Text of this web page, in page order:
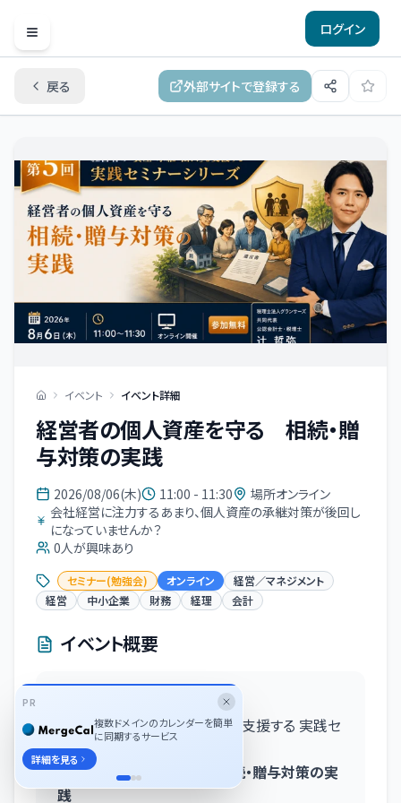
Open menu
ログイン
戻る 外部サイトで登録する
イベント イベント詳細
経営者の個人資産を守る 相続・贈
与対策の実践
2026/08/06(木) 11:00 - 11:30
場所オンライン
会社経営に注力するあまり、個人資産の承継対策が後回し
になっていませんか？
0人が興味あり
セミナー(勉強会) オンライン
経営／マネジメント
経営
中小企業 財務 経理 会計
イベント概要
経営者の「資産・承継・出口」を支援する 実践セ
ミナーシリーズ 第5回
経営者の個人資産を守る 相続・贈与対策の実
践
PR
複数ドメインのカレンダーを簡単
に同期するサービス
詳細を見る